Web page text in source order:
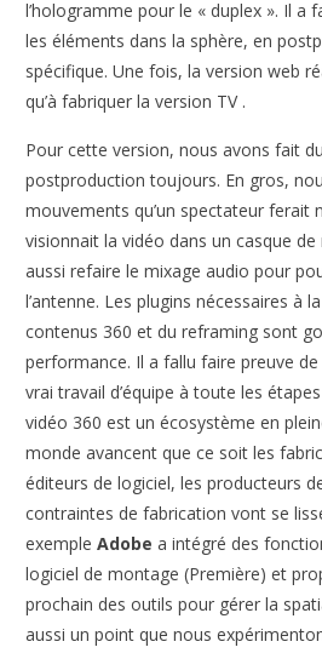
l’hologramme pour le « duplex ». Il a
les éléments dans la sphère, en
spécifique. Une fois, la version web
qu’à fabriquer la version TV .
Pour cette version, nous avons fait
postproduction toujours. En gros,
mouvements qu’un spectateur ferait
visionnait la vidéo dans un casque
aussi refaire le mixage audio pour
l’antenne. Les plugins nécessaires à
contenus 360 et du reframing sont
performance. Il a fallu faire preuve
vrai travail d’équipe à toute les
vidéo 360 est un écosystème en
monde avancent que ce soit les
éditeurs de logiciel, les producteurs
contraintes de fabrication vont se
exempleAdobe a intégré des
logiciel de montage (Première) et
prochain des outils pour gérer la
aussi un point que nous